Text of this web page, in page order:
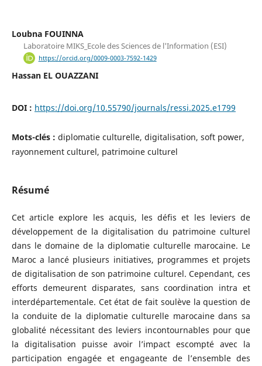
Loubna FOUINNA
Laboratoire MIKS_Ecole des Sciences de l'Information (ESI)
https://orcid.org/0009-0003-7592-1429
Hassan EL OUAZZANI
DOI : https://doi.org/10.55790/journals/ressi.2025.e1799
Mots-clés : diplomatie culturelle, digitalisation, soft power,
rayonnement culturel, patrimoine culturel
Résumé
Cet article explore les acquis, les défis et les leviers de
développement de la digitalisation du patrimoine culturel
dans le domaine de la diplomatie culturelle marocaine. Le
Maroc a lancé plusieurs initiatives, programmes et projets
de digitalisation de son patrimoine culturel. Cependant, ces
efforts demeurent disparates, sans coordination intra et
interdépartementale. Cet état de fait soulève la question de
la conduite de la diplomatie culturelle marocaine dans sa
globalité nécessitant des leviers incontournables pour que
la digitalisation puisse avoir l’impact escompté avec la
participation engagée et engageante de l’ensemble des